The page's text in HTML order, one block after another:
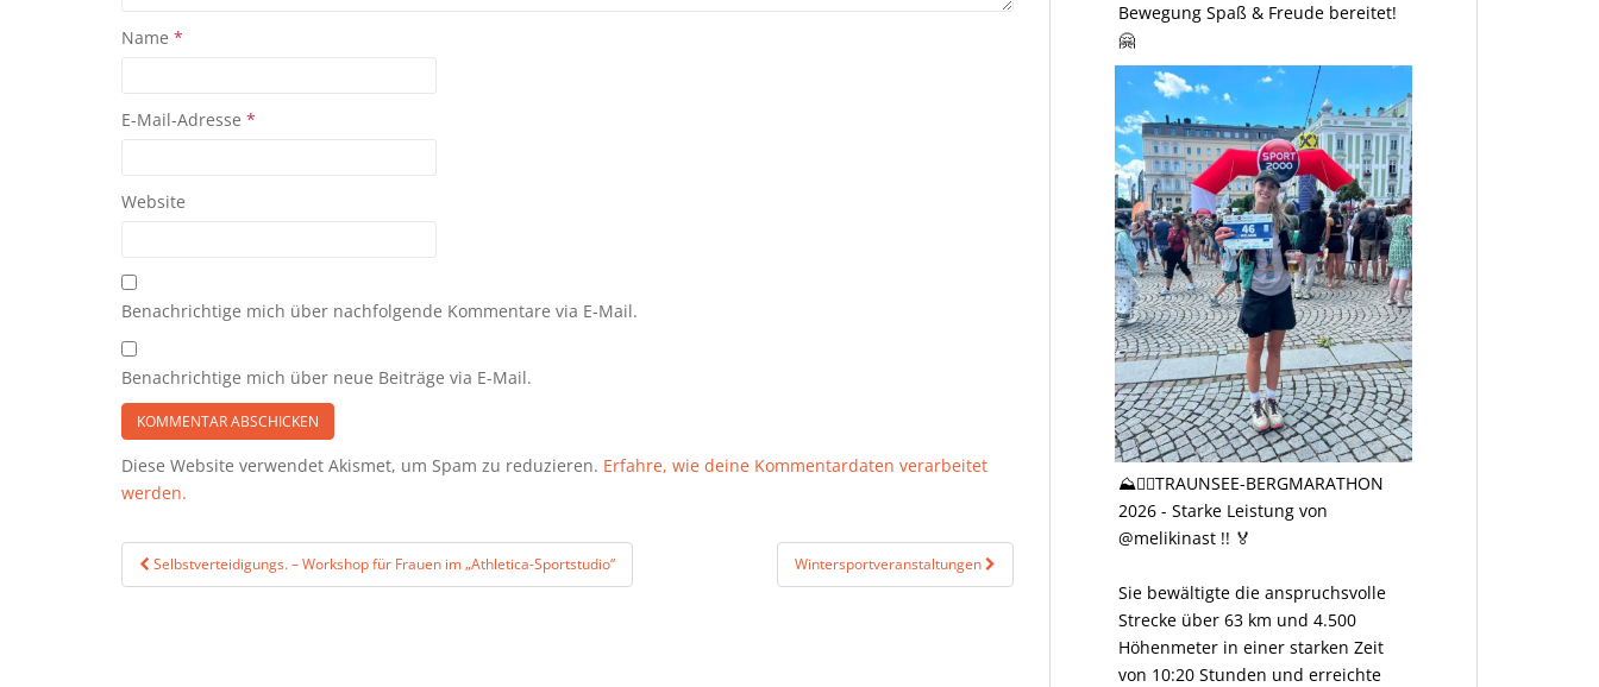
Name *
E-Mail-Adresse *
Website
Benachrichtige mich über nachfolgende Kommentare via E-Mail.
Benachrichtige mich über neue Beiträge via E-Mail.
Diese Website verwendet Akismet, um Spam zu reduzieren. Erfahre, wie deine Kommentardaten verarbeitet
werden.
Beitragsnavigation
Selbstverteidigungs. – Workshop für Frauen im „Athletica-Sportstudio“ Wintersportveranstaltungen
Bewegung Spaß & Freude bereitet!
🤗
⛰️🏃‍♀️TRAUNSEE-BERGMARATHON
2026 - Starke Leistung von
@melikinast !! 🏅
Sie bewältigte die anspruchsvolle
Strecke über 63 km und 4.500
Höhenmeter in einer starken Zeit
von 10:20 Stunden und erreichte